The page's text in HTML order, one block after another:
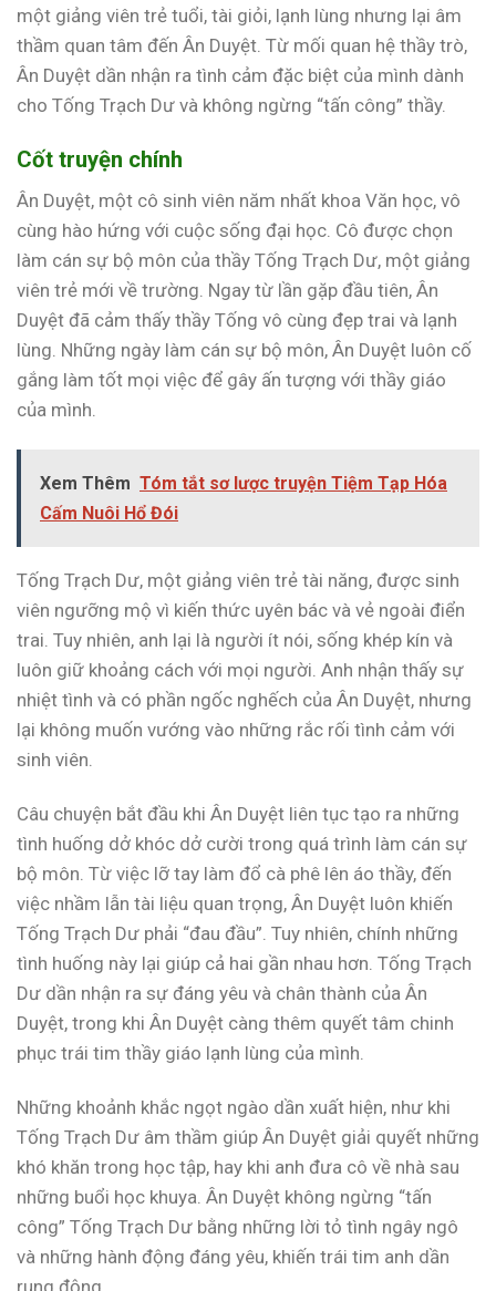
một giảng viên trẻ tuổi, tài giỏi, lạnh lùng nhưng lại âm
thầm quan tâm đến Ân Duyệt. Từ mối quan hệ thầy trò,
Ân Duyệt dần nhận ra tình cảm đặc biệt của mình dành
cho Tống Trạch Dư và không ngừng “tấn công” thầy.
Cốt truyện chính
Ân Duyệt, một cô sinh viên năm nhất khoa Văn học, vô
cùng hào hứng với cuộc sống đại học. Cô được chọn
làm cán sự bộ môn của thầy Tống Trạch Dư, một giảng
viên trẻ mới về trường. Ngay từ lần gặp đầu tiên, Ân
Duyệt đã cảm thấy thầy Tống vô cùng đẹp trai và lạnh
lùng. Những ngày làm cán sự bộ môn, Ân Duyệt luôn cố
gắng làm tốt mọi việc để gây ấn tượng với thầy giáo
của mình.
Xem Thêm Tóm tắt sơ lược truyện Tiệm Tạp Hóa
Cấm Nuôi Hổ Đói
Tống Trạch Dư, một giảng viên trẻ tài năng, được sinh
viên ngưỡng mộ vì kiến thức uyên bác và vẻ ngoài điển
trai. Tuy nhiên, anh lại là người ít nói, sống khép kín và
luôn giữ khoảng cách với mọi người. Anh nhận thấy sự
nhiệt tình và có phần ngốc nghếch của Ân Duyệt, nhưng
lại không muốn vướng vào những rắc rối tình cảm với
sinh viên.
Câu chuyện bắt đầu khi Ân Duyệt liên tục tạo ra những
tình huống dở khóc dở cười trong quá trình làm cán sự
bộ môn. Từ việc lỡ tay làm đổ cà phê lên áo thầy, đến
việc nhầm lẫn tài liệu quan trọng, Ân Duyệt luôn khiến
Tống Trạch Dư phải “đau đầu”. Tuy nhiên, chính những
tình huống này lại giúp cả hai gần nhau hơn. Tống Trạch
Dư dần nhận ra sự đáng yêu và chân thành của Ân
Duyệt, trong khi Ân Duyệt càng thêm quyết tâm chinh
phục trái tim thầy giáo lạnh lùng của mình.
Những khoảnh khắc ngọt ngào dần xuất hiện, như khi
Tống Trạch Dư âm thầm giúp Ân Duyệt giải quyết những
khó khăn trong học tập, hay khi anh đưa cô về nhà sau
những buổi học khuya. Ân Duyệt không ngừng “tấn
công” Tống Trạch Dư bằng những lời tỏ tình ngây ngô
và những hành động đáng yêu, khiến trái tim anh dần
rung động.